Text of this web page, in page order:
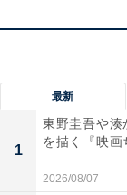
んだよ。10年後
ばいいだろ」
解した素振りを
たいことは全
大事な時間と
知らない男の
はあんたの何
最新
1
東野圭吾や湊
を描く『映画
2026/08/07